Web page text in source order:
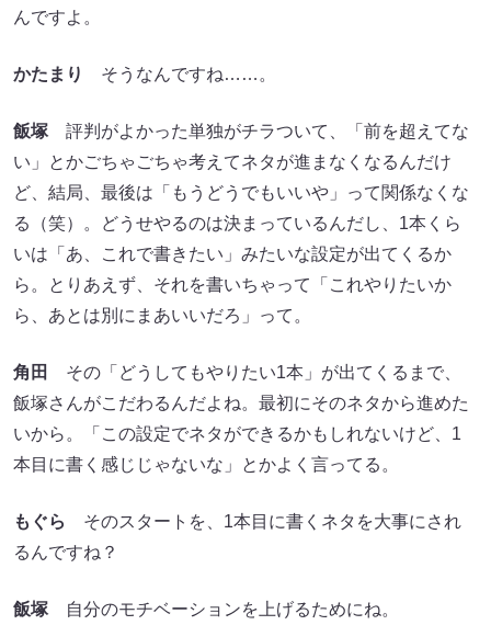
んですよ。
かたまり そうなんですね……。
飯塚 評判がよかった単独がチラついて、「前を超えてな
い」とかごちゃごちゃ考えてネタが進まなくなるんだけ
ど、結局、最後は「もうどうでもいいや」って関係なくな
る（笑）。どうせやるのは決まっているんだし、1本くら
いは「あ、これで書きたい」みたいな設定が出てくるか
ら。とりあえず、それを書いちゃって「これやりたいか
ら、あとは別にまあいいだろ」って。
角田
その「どうしてもやりたい1本」が出てくるまで、
飯塚さんがこだわるんだよね。最初にそのネタから進めた
いから。「この設定でネタができるかもしれないけど、1
本目に書く感じじゃないな」とかよく言ってる。
もぐら
そのスタートを、1本目に書くネタを大事にされ
るんですね？
飯塚 自分のモチベーションを上げるためにね。